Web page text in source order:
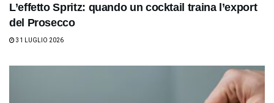
L’effetto Spritz: quando un cocktail traina l’export
del Prosecco
31 LUGLIO 2026